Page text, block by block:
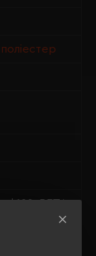
100, PETA-